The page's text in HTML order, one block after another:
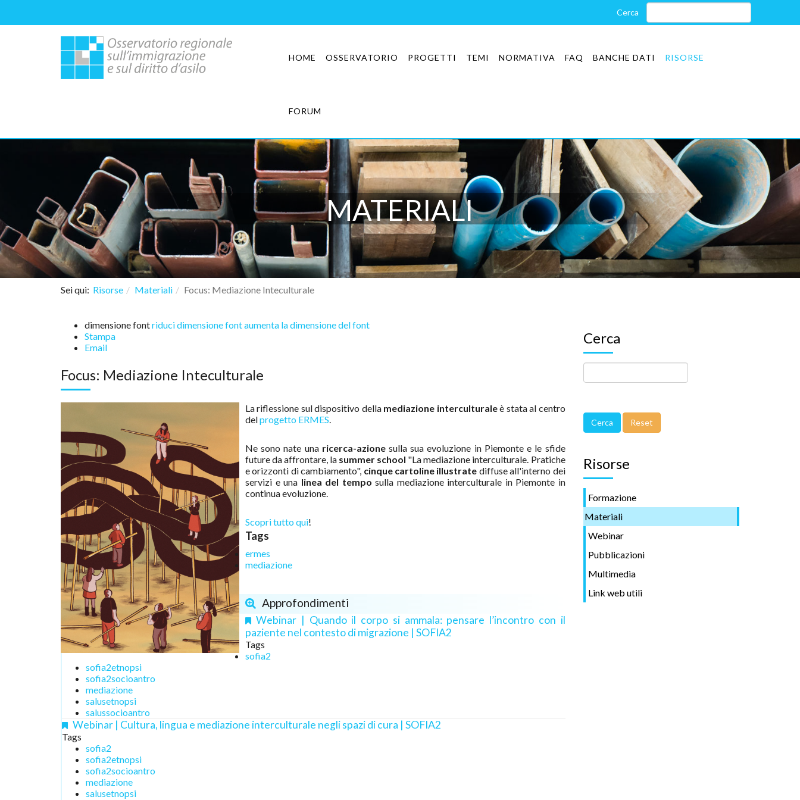
HOME OSSERVATORIO PROGETTI TEMI NORMATIVA FAQ BANCHE DATI RISORSE
FORUM
MATERIALI
Sei qui: Risorse Materiali Focus: Mediazione Inteculturale
dimensione fontriduci dimensione fontaumenta la dimensione del font
Stampa
Email
Focus: Mediazione Inteculturale
La riflessione sul dispositivo della mediazione interculturaleè stata al centro
delprogetto ERMES.
Ne sono nate una ricerca-azionesulla sua evoluzione in Piemonte e le sfide
future da affrontare, la summer school "La mediazione interculturale. Pratiche
e orizzonti di cambiamento", cinque cartoline illustrate diffuse all'interno dei
servizi e una linea del tempo sulla mediazione interculturale in Piemonte in
continua evoluzione.
Scopri tutto qui!
Tags
ermes
mediazione
Approfondimenti
Webinar | Quando il corpo si ammala: pensare l’incontro con il
paziente nel contesto di migrazione | SOFIA2
Tags
sofia2
sofia2etnopsi
sofia2socioantro
mediazione
salusetnopsi
salussocioantro
Webinar | Cultura, lingua e mediazione interculturale negli spazi di cura | SOFIA2
Tags
sofia2
sofia2etnopsi
sofia2socioantro
mediazione
salusetnopsi
Cerca
Risorse
Formazione
Materiali
Webinar
Pubblicazioni
Multimedia
Link web utili